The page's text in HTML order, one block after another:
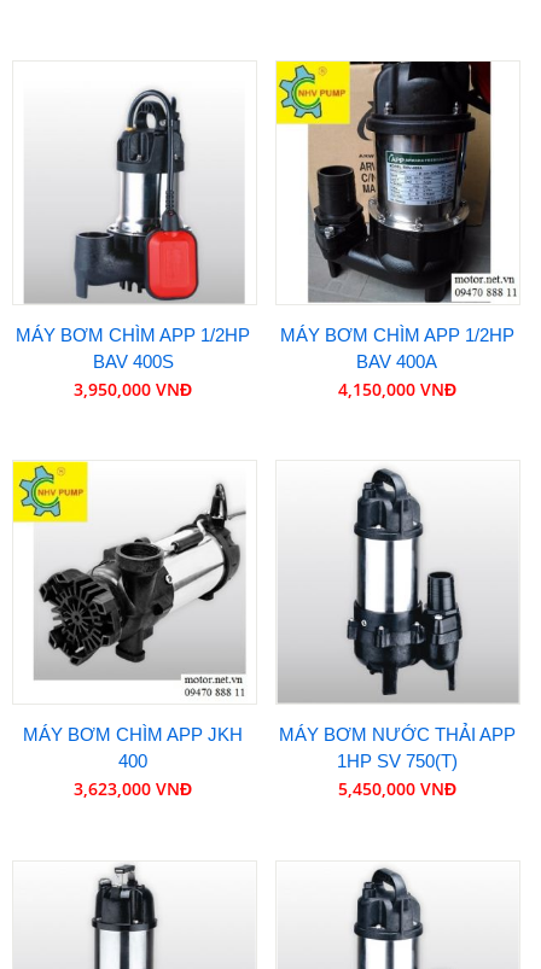
MÁY BƠM CHÌM APP 1/2HP
BAV 400S
3,950,000 VNĐ
MÁY BƠM CHÌM APP 1/2HP
BAV 400A
4,150,000 VNĐ
MÁY BƠM CHÌM APP JKH
400
3,623,000 VNĐ
MÁY BƠM NƯỚC THẢI APP
1HP SV 750(T)
5,450,000 VNĐ